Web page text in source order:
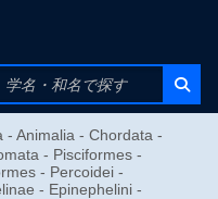
- Animalia - Chordata -
- Pisciformes -
- Percoidei -
- Epinephelini -